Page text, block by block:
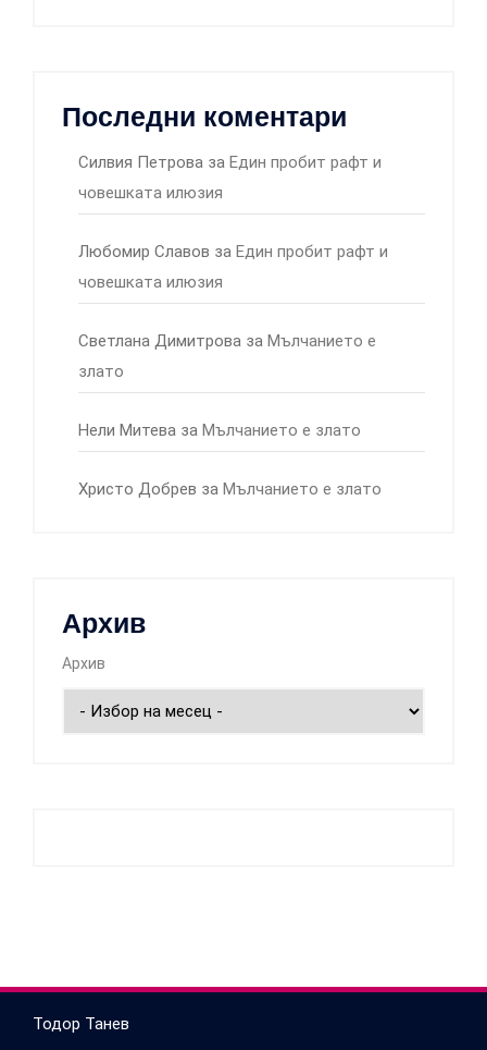
Последни коментари
Силвия Петрова за Един пробит рафт и
човешката илюзия
Любомир Славов за Един пробит рафт и
човешката илюзия
Светлана Димитрова за Мълчанието е
злато
Нели Митева за Мълчанието е злато
Христо Добрев за Мълчанието е злато
Архив
Архив
Тодор Танев